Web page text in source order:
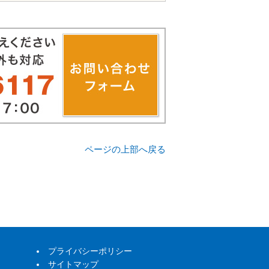
ページの上部へ戻る
プライバシーポリシー
サイトマップ